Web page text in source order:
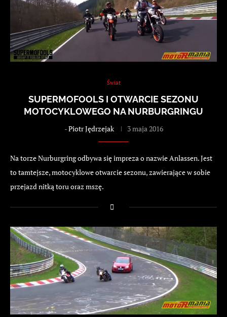
Świat
SUPERMOFOOLS I OTWARCIE SEZONU
MOTOCYKLOWEGO NA NURBURGRINGU
-Piotr Jędrzejak 3 maja 2016
Na torze Nurburgring odbywa się impreza o nazwie Anlassen. Jest
to tamtejsze, motocyklowe otwarcie sezonu, zawierające w sobie
przejazd nitką toru oraz mszę.